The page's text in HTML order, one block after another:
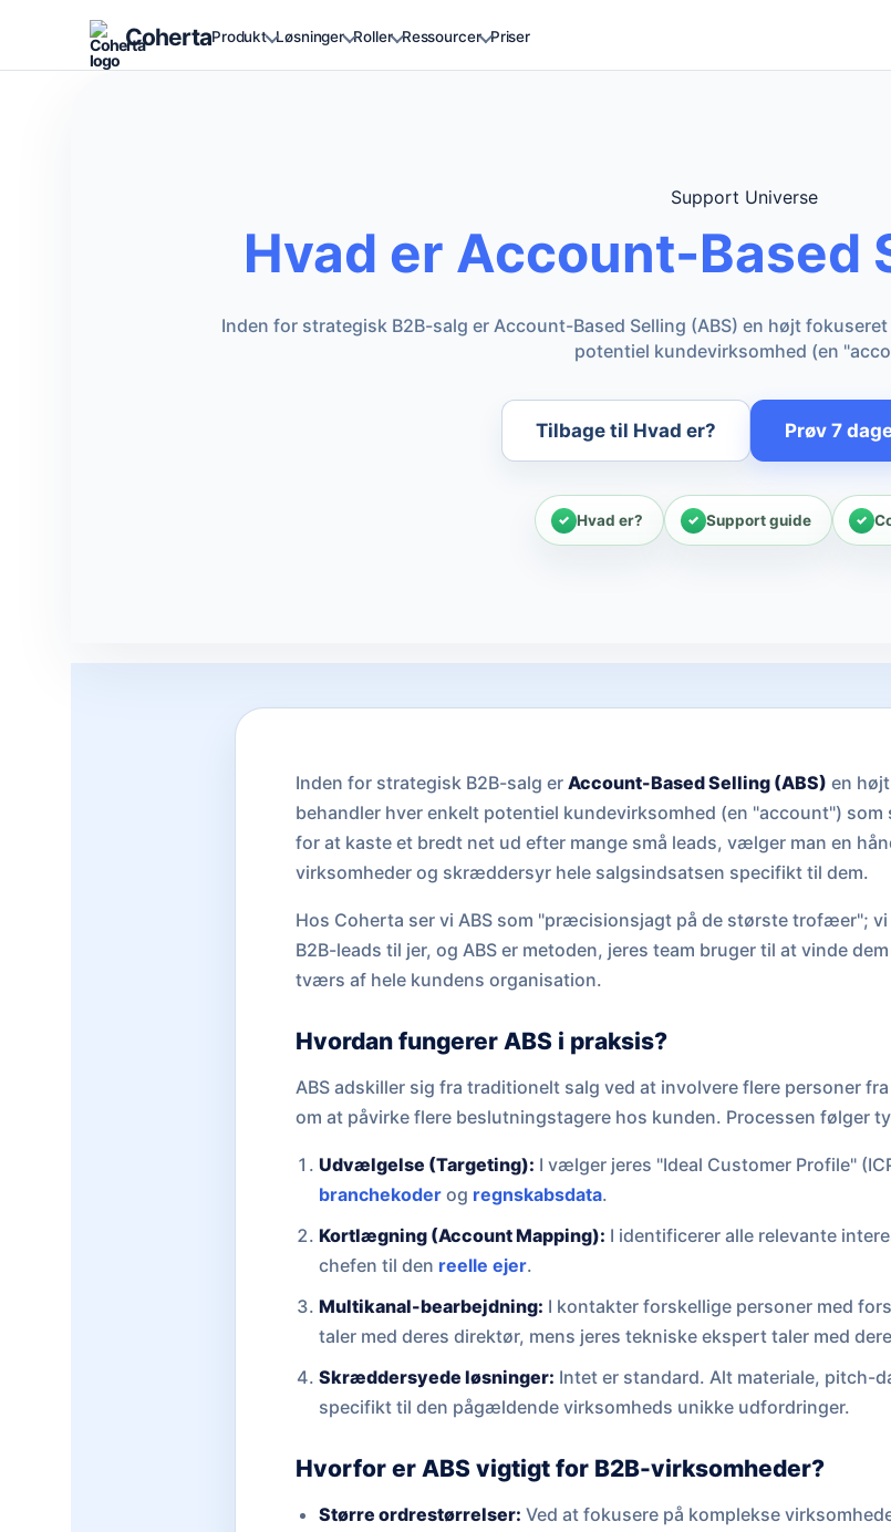
CohertaProdukt Løsninger Roller Ressourcer Priser
Support Universe
Hvad er Account-Based
Inden for strategisk B2B-salg er Account-Based Selling (ABS) en højt
potentiel kundevirksomhed (en
Tilbage til Hvad er? Prøv 7
Hvad er? Support guide
Inden for strategisk B2B-salg er Account-Based Selling (ABS) en
behandler hver enkelt potentiel kundevirksomhed (en "account")
for at kaste et bredt net ud efter mange små leads, vælger man en
virksomheder og skræddersyr hele salgsindsatsen specifikt til dem.
Hos Coherta ser vi ABS som "præcisionsjagt på de største trofæer";
B2B-leads til jer, og ABS er metoden, jeres team bruger til at vinde
tværs af hele kundens organisation.
Hvordan fungerer ABS i praksis?
ABS adskiller sig fra traditionelt salg ved at involvere flere personer
om at påvirke flere beslutningstagere hos kunden. Processen følger
Udvælgelse (Targeting): I vælger jeres "Ideal Customer Profile"
branchekoder og regnskabsdata.
Kortlægning (Account Mapping): I identificerer alle relevante
chefen til den reelle ejer.
Multikanal-bearbejdning: I kontakter forskellige personer med
taler med deres direktør, mens jeres tekniske ekspert taler med
Skræddersyede løsninger: Intet er standard. Alt materiale, pitch-
specifikt til den pågældende virksomheds unikke udfordringer.
Hvorfor er ABS vigtigt for B2B-virksomheder?
Større ordrestørrelser: Ved at fokusere på komplekse